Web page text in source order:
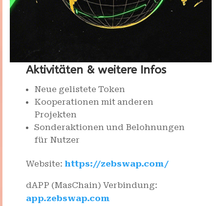
Aktivitäten & weitere Infos
Neue gelistete Token
Kooperationen mit anderen
Projekten
Sonderaktionen und Belohnungen
für Nutzer
Website: https://zebswap.com/
dAPP (MasChain) Verbindung:
app.zebswap.com